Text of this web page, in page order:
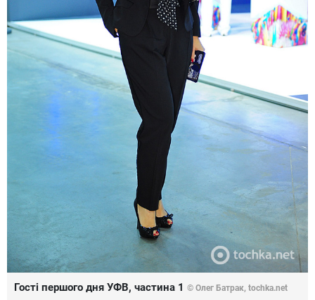
Гості першого дня УФВ, частина 1 © Олег Батрак, tochka.net